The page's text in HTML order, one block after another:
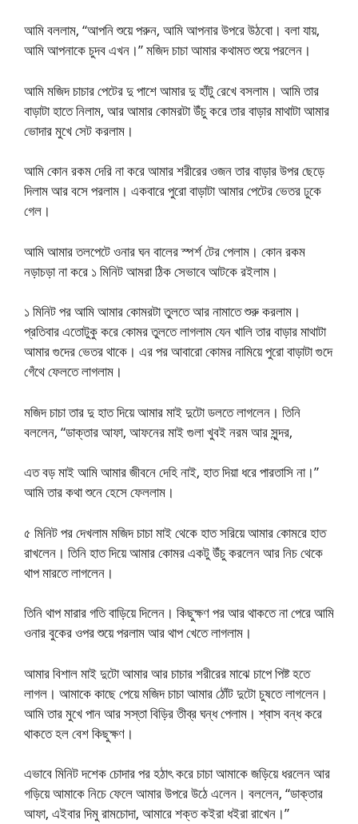
আমি বললাম, “আপনি শুয়ে পরুন, আমি আপনার উপরে উঠবো। বলা যায়,
আমি আপনাকে চুদব এখন।” মজিদ চাচা আমার কথামত শুয়ে পরলেন।
আমি মজিদ চাচার পেটের দু পাশে আমার দু হাঁটু রেখে বসলাম। আমি তার
বাড়াটা হাতে নিলাম, আর আমার কোমরটা উঁচু করে তার বাড়ার মাথাটা আমার
ভোদার মুখে সেট করলাম।
আমি কোন রকম দেরি না করে আমার শরীরের ওজন তার বাড়ার উপর ছেড়ে
দিলাম আর বসে পরলাম। একবারে পুরো বাড়াটা আমার পেটের ভেতর ঢুকে
গেল।
আমি আমার তলপেটে ওনার ঘন বালের স্পর্শ টের পেলাম। কোন রকম
নড়াচড়া না করে ১ মিনিট আমরা ঠিক সেভাবে আটকে রইলাম।
১ মিনিট পর আমি আমার কোমরটা তুলতে আর নামাতে শুরু করলাম।
প্রতিবার এতোটুকু করে কোমর তুলতে লাগলাম যেন খালি তার বাড়ার মাথাটা
আমার গুদের ভেতর থাকে। এর পর আবারো কোমর নামিয়ে পুরো বাড়াটা গুদে
গেঁথে ফেলতে লাগলাম।
মজিদ চাচা তার দু হাত দিয়ে আমার মাই দুটো ডলতে লাগলেন। তিনি
বললেন, “ডাক্তার আফা, আফনের মাই গুলা খুবই নরম আর সুন্দর,
এত বড় মাই আমি আমার জীবনে দেহি নাই, হাত দিয়া ধরে পারতাসি না।”
আমি তার কথা শুনে হেসে ফেললাম।
৫ মিনিট পর দেখলাম মজিদ চাচা মাই থেকে হাত সরিয়ে আমার কোমরে হাত
রাখলেন। তিনি হাত দিয়ে আমার কোমর একটু উঁচু করলেন আর নিচ থেকে
থাপ মারতে লাগলেন।
তিনি থাপ মারার গতি বাড়িয়ে দিলেন। কিছুক্ষণ পর আর থাকতে না পেরে আমি
ওনার বুকের ওপর শুয়ে পরলাম আর থাপ খেতে লাগলাম।
আমার বিশাল মাই দুটো আমার আর চাচার শরীরের মাঝে চাপে পিষ্ট হতে
লাগল। আমাকে কাছে পেয়ে মজিদ চাচা আমার ঠোঁট দুটো চুষতে লাগলেন।
আমি তার মুখে পান আর সস্তা বিড়ির তীব্র ঘন্ধ পেলাম। শ্বাস বন্ধ করে
থাকতে হল বেশ কিছুক্ষণ।
এভাবে মিনিট দশেক চোদার পর হঠাৎ করে চাচা আমাকে জড়িয়ে ধরলেন আর
গড়িয়ে আমাকে নিচে ফেলে আমার উপরে উঠে এলেন। বললেন, “ডাক্তার
আফা, এইবার দিমু রামচোদা, আমারে শক্ত কইরা ধইরা রাখেন।”